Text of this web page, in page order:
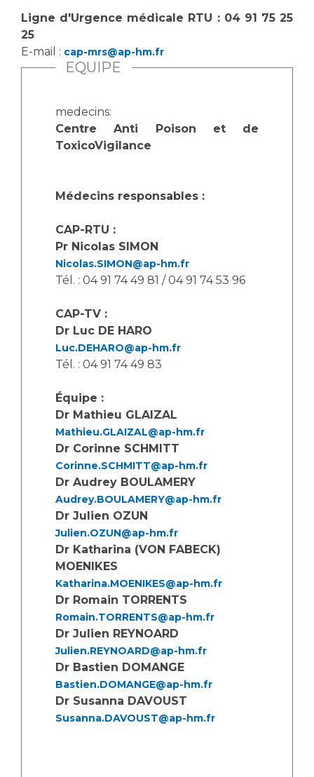
Vivre ensemble à l'hôpital
Culture à l'hôpital
Les associations
Livret d'accueil
Salon des familles
Handicap
Handi 13
Accueil sourds et malentendants
Charte Romain Jacob
Mouvement Parcours Handicap 13
Activité physique
Cancer
Médecine nucléaire
Maladies rares
Maternité Hôpital Nord
Vos représentants
La Commission Des Usagers (CDU)
Statuts
Stages paramédicaux
La recherche clinique à l'AP-HM
Les structures de recherche
Écoles et Instituts de Formation
Plateforme des internes
Adresser un patient
Réseaux de soins
Médicale
Radiologie / Imagerie
Cancérologie
Les pôles d'activité médicale
Anatomie et Cytologie Pathologiques
Adresser un examen au Laboratoire d'Infectiologie
Centres de référence Maladies Rares
Plateforme d'Expertise Maladies Rares
Presse / Multimédia
Communiqués de presse
Dossiers de presse
Médiathèque
Fournisseurs
Ligne d'Urgence médicale RTU : 04 91 75 25
25
E-mail : cap-mrs@ap-hm.fr
EQUIPE
medecins:
Centre Anti Poison et de
ToxicoVigilance
Médecins responsables :
CAP-RTU :
Pr Nicolas SIMON
Nicolas.SIMON@ap-hm.fr
Tél. : 04 91 74 49 81 / 04 91 74 53 96
CAP-TV :
Dr Luc DE HARO
Luc.DEHARO@ap-hm.fr
Tél. : 04 91 74 49 83
Équipe :
Dr Mathieu GLAIZAL
Mathieu.GLAIZAL@ap-hm.fr
Dr Corinne SCHMITT
Corinne.SCHMITT@ap-hm.fr
Dr Audrey BOULAMERY
Audrey.BOULAMERY@ap-hm.fr
Dr Julien OZUN
Julien.OZUN@ap-hm.fr
Dr Katharina (VON FABECK)
MOENIKES
Katharina.MOENIKES@ap-hm.fr
Dr Romain TORRENTS
Romain.TORRENTS@ap-hm.fr
Dr Julien REYNOARD
Julien.REYNOARD@ap-hm.fr
Dr Bastien DOMANGE
Bastien.DOMANGE@ap-hm.fr
Dr Susanna DAVOUST
Susanna.DAVOUST@ap-hm.fr